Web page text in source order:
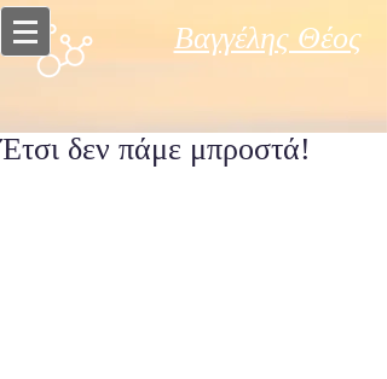
Βαγγέλης Θέος
Έτσι δεν πάμε μπροστά!